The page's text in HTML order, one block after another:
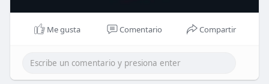
Me gusta Comentario Compartir